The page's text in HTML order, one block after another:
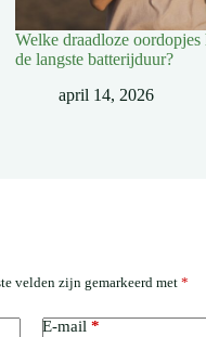
Welke draadloze oordopjes
de langste batterijduur?
april 14, 2026
velden zijn gemarkeerd met *
E-mail *